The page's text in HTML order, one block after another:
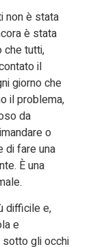
non è stata
è stata
che tutti,
il
giorno che
il problema,
da
o
di fare una
È una
difficile e,
e
gli occhi